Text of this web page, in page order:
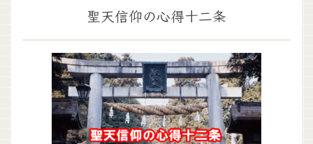
聖天信仰の心得十二条